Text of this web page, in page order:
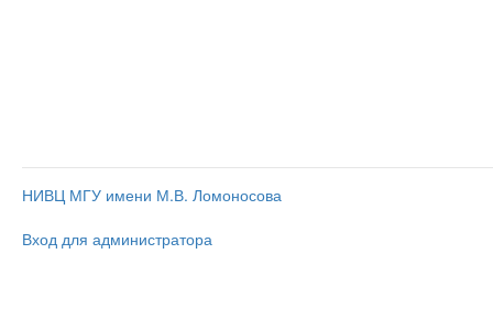
НИВЦ МГУ имени М.В. Ломоносова
Вход для администратора